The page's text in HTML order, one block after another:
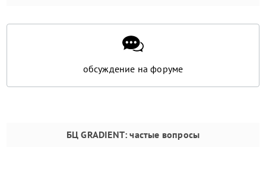
обсуждение на форуме
БЦ GRADIENT: частые вопросы